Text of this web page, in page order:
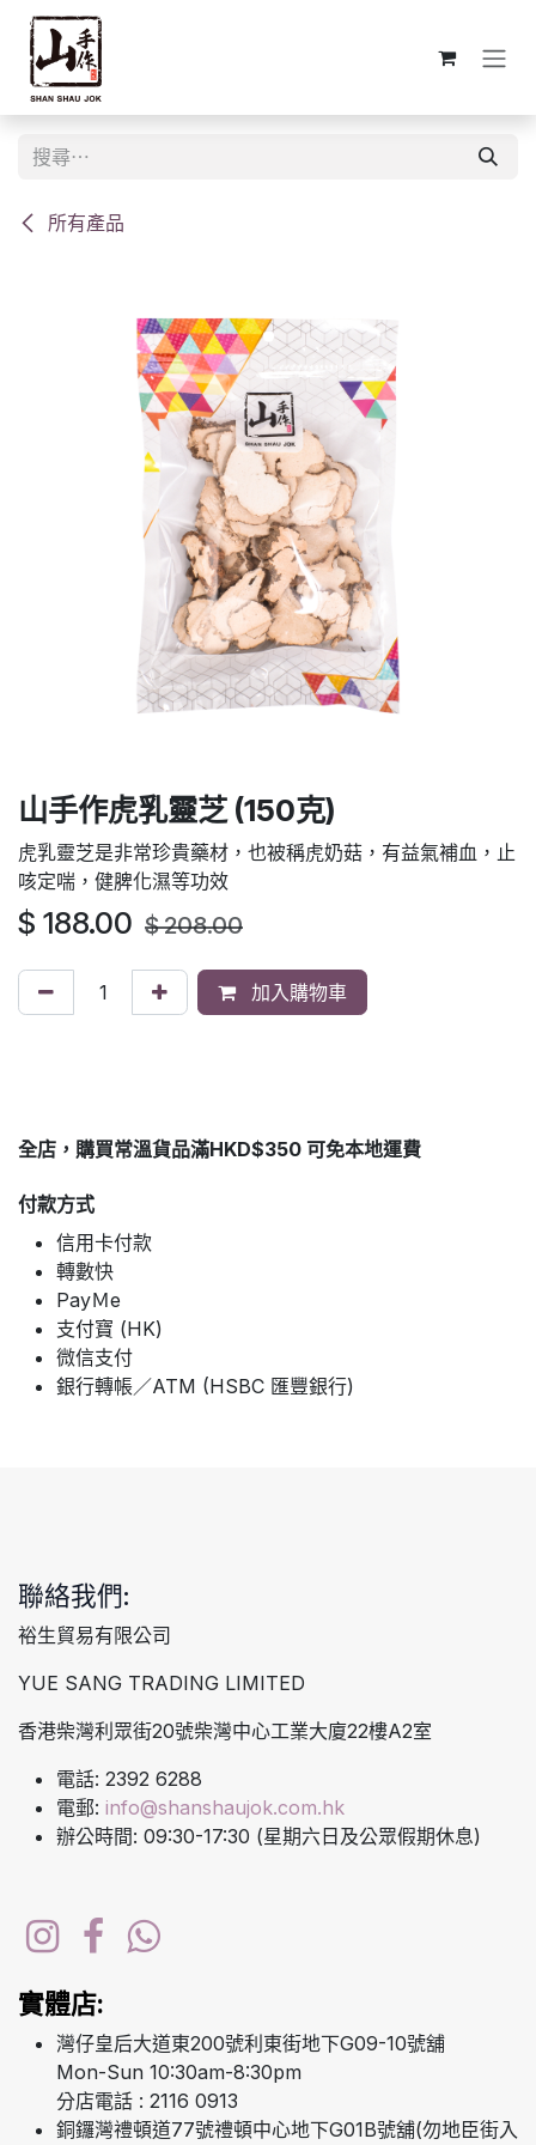
跳至內容
所有產品
山手作虎乳靈芝 (150克)
虎乳靈芝是非常珍貴藥材，也被稱虎奶菇，有益氣補血，止
咳定喘，健脾化濕等功效
$ 188.00 $208.00
加入購物車
全店，購買常溫貨品滿HKD$350 可免本地運費
付款方式
信用卡付款
轉數快
PayＭe
支付寶 (HK)
微信支付
銀行轉帳／ATM (HSBC 匯豐銀行)
聯絡我們:
裕生貿易有限公司
YUE SANG TRADING LIMITED
香港柴灣利眾街20號柴灣中心工業大廈22樓A2室
電話: 2392 6288
電郵: info@shanshaujok.com.hk
辦公時間: 09:30-17:30 (星期六日及公眾假期休息)
實體店:
灣仔皇后大道東200號利東街地下G09-10號舖
Mon-Sun 10:30am-8:30pm
分店電話 : 2116 0913
銅鑼灣禮頓道77號禮頓中心地下G01B號舖(勿地臣街入